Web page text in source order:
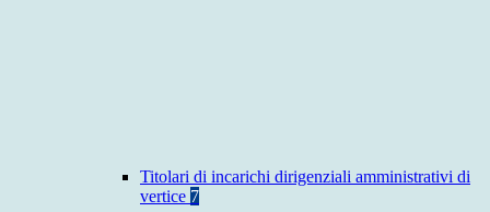
Titolari di incarichi dirigenziali amministrativi di
vertice 7